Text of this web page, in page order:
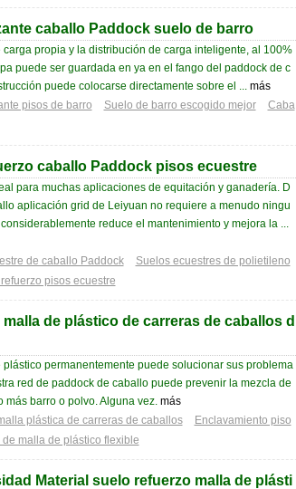
caballo Paddock suelo de barro
propia y la distribución de carga inteligente, al 100%
puede ser guardada en ya en el fango del paddock de c
puede colocarse directamente sobre el ... más
pisos de barro Suelo de barro escogido mejor
Caba
caballo Paddock pisos ecuestre
para muchas aplicaciones de equitación y ganadería. D
aplicación grid de Leiyuan no requiere a menudo ningu
reduce el mantenimiento y mejora la ...
de caballo Paddock
Suelos ecuestres de polietileno
pisos ecuestre
de plástico de carreras de caballos d
permanentemente puede solucionar sus problema
red de paddock de caballo puede prevenir la mezcla de
más barro o polvo. Alguna vez. más
plástica de carreras de caballos
Enclavamiento piso
de malla de plástico flexible
Material suelo refuerzo malla de plásti